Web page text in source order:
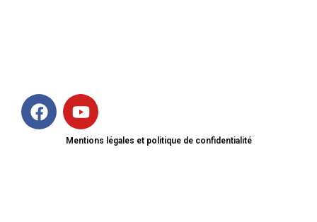
Mentions légales et politique de confidentialité